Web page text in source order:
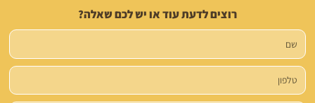
רוצים לדעת עוד או יש לכם שאלה?
שם
טלפון